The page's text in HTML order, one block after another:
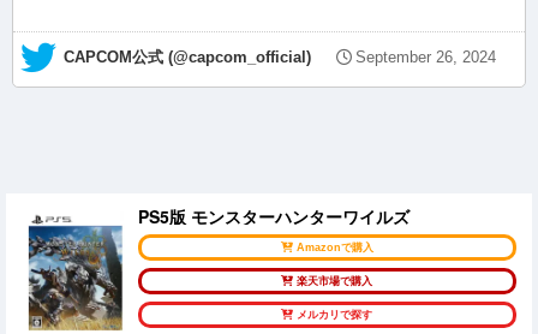
— CAPCOM公式 (@capcom_official) September 26, 2024
PS5版 モンスターハンターワイルズ
Amazonで購入
楽天市場で購入
メルカリで探す